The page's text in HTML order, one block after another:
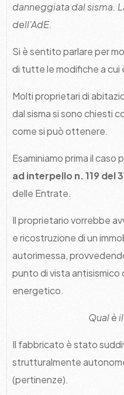
danneggiata dal sisma.
dell’AdE.
Si è sentito parlare per
di tutte le modifiche a
Molti proprietari di
dal sisma si sono chiesti
come si può ottenere.
Esaminiamo prima il
ad interpello n. 119 del
delle Entrate.
Il proprietario vorrebbe
e ricostruzione di un
autorimessa,
punto di vista
energetico.
Qual è
Il fabbricato è stato
strutturalmente
(pertinenze).